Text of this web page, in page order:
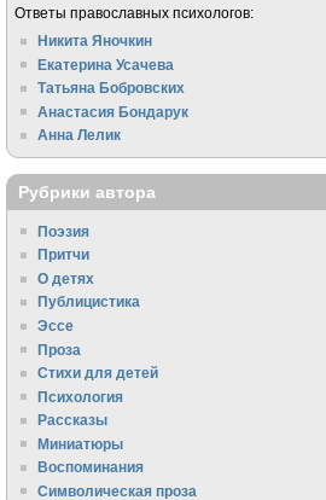
Ответы православных психологов:
Никита Яночкин
Екатерина Усачева
Татьяна Бобровских
Анастасия Бондарук
Анна Лелик
Рубрики автора
Поэзия
Притчи
О детях
Публицистика
Эссе
Проза
Стихи для детей
Психология
Рассказы
Миниатюры
Воспоминания
Символическая проза